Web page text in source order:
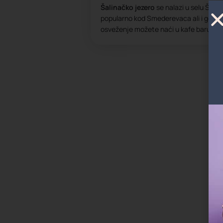
Šalinačko jezero se nalazi u selu
popularno kod Smederevaca ali i
osveženje možete naći u kafe baru na